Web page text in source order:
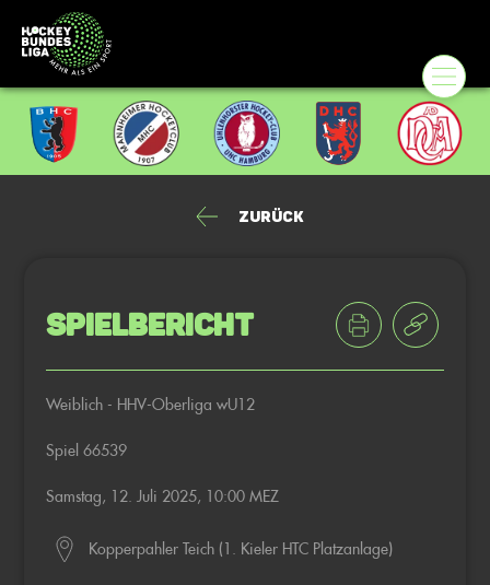
Zurück
Spielbericht
Weiblich - HHV-Oberliga wU12
Spiel 66539
Samstag, 12. Juli 2025, 10:00 MEZ
Kopperpahler Teich (1. Kieler HTC Platzanlage)